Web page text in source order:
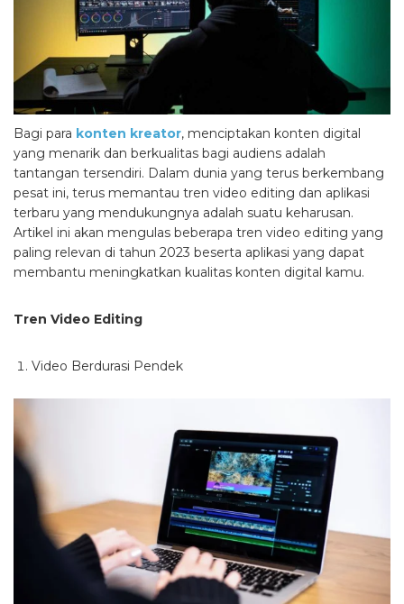
Bagi para konten kreator, menciptakan konten digital
yang menarik dan berkualitas bagi audiens adalah
tantangan tersendiri. Dalam dunia yang terus berkembang
pesat ini, terus memantau tren video editing dan aplikasi
terbaru yang mendukungnya adalah suatu keharusan.
Artikel ini akan mengulas beberapa tren video editing yang
paling relevan di tahun 2023 beserta aplikasi yang dapat
membantu meningkatkan kualitas konten digital kamu.
Tren Video Editing
Video Berdurasi Pendek